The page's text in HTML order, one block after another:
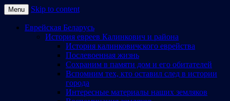
Menu Skip to content
Еврейская Беларусь
История евреев Калинкович и района
История калинковичского еврейства
Послевоенная жизнь
Сохраним в памяти дом и его обитателей
Вспомним тех, кто оставил след в истории
города
Интересные материалы наших земляков